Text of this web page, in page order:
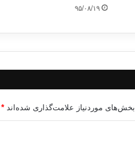
۹۵/۰۸/۱۹
بخش‌های موردنیاز علامت‌گذاری شده‌اند *